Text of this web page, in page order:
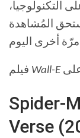
التكنولوجيا،
تستحق المُشاهدة
Wall-E
Spider-
Verse